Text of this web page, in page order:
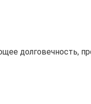
долговечность,